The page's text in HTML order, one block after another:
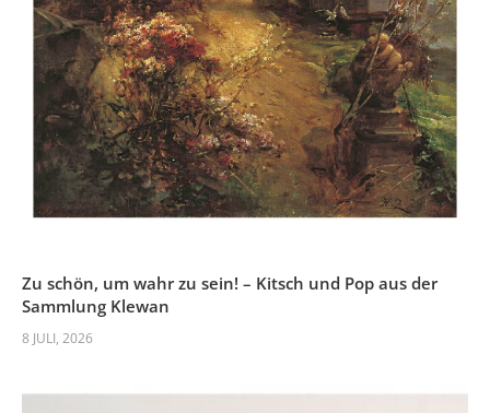
Zu schön, um wahr zu sein! – Kitsch und Pop aus der
Sammlung Klewan
8 JULI, 2026